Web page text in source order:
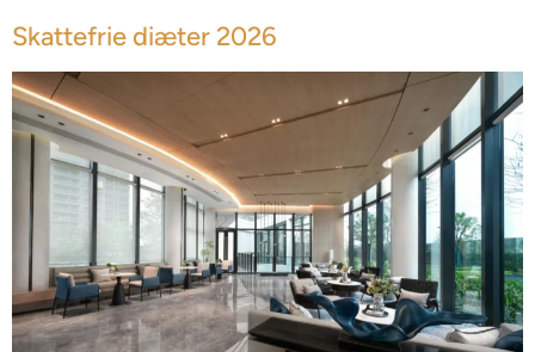
Skattefrie diæter 2026